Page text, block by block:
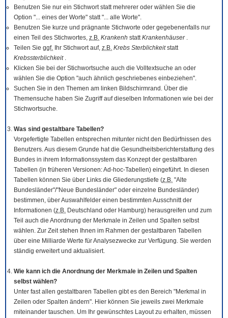
Benutzen Sie nur ein Stichwort statt mehrerer oder wählen Sie die
Option "... eines der Worte" statt "... alle Worte".
Benutzen Sie kurze und prägnante Stichworte oder gegebenenfalls nur
einen Teil des Stichwortes, z.B. Krankenh stattKrankenhäuser .
Teilen Sie ggf. Ihr Stichwort auf, z.B. Krebs Sterblichkeitstatt
Krebssterblichkeit .
Klicken Sie bei der Stichwortsuche auch die Volltextsuche an oder
wählen Sie die Option "auch ähnlich geschriebenes einbeziehen".
Suchen Sie in den Themen am linken Bildschirmrand. Über die
Themensuche haben Sie Zugriff auf dieselben Informationen wie bei der
Stichwortsuche.
Was sind gestaltbare Tabellen?
Vorgefertigte Tabellen entsprechen mitunter nicht den Bedürfnissen des
Benutzers. Aus diesem Grunde hat die Gesundheitsberichterstattung des
Bundes in ihrem Informationssystem das Konzept der gestaltbaren
Tabellen (in früheren Versionen: Ad-hoc-Tabellen) eingeführt. In diesen
Tabellen können Sie über Links die Gliederungstiefe (z.B. "Alte
Bundesländer"/"Neue Bundesländer" oder einzelne Bundesländer)
bestimmen, über Auswahlfelder einen bestimmten Ausschnitt der
Informationen (z.B. Deutschland oder Hamburg) herausgreifen und zum
Teil auch die Anordnung der Merkmale in Zeilen und Spalten selbst
wählen. Zur Zeit stehen Ihnen im Rahmen der gestaltbaren Tabellen
über eine Milliarde Werte für Analysezwecke zur Verfügung. Sie werden
ständig erweitert und aktualisiert.
Wie kann ich die Anordnung der Merkmale in Zeilen und Spalten
selbst wählen?
Unter fast allen gestaltbaren Tabellen gibt es den Bereich "Merkmal in
Zeilen oder Spalten ändern". Hier können Sie jeweils zwei Merkmale
miteinander tauschen. Um Ihr gewünschtes Layout zu erhalten, müssen